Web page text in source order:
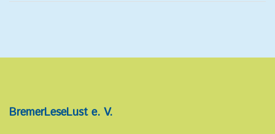
BremerLeseLust e. V.